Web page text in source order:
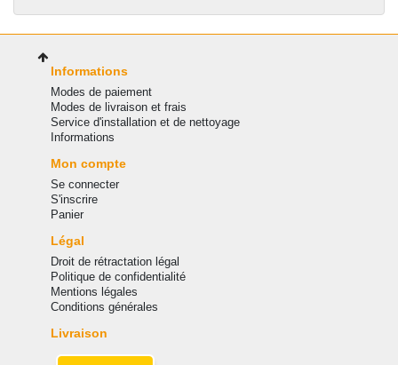
Informations
Modes de paiement
Modes de livraison et frais
Service d'installation et de nettoyage
Informations
Mon compte
Se connecter
S'inscrire
Panier
Légal
Droit de rétractation légal
Politique de confidentialité
Mentions légales
Conditions générales
Livraison